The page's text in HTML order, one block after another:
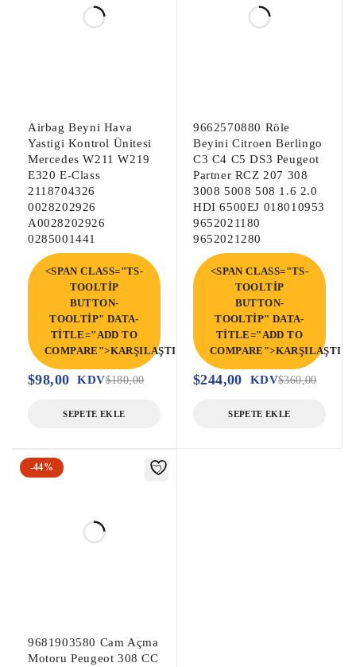
Airbag Beyni Hava
Yastigi Kontrol Ünitesi
Mercedes W211 W219
E320 E-Class
2118704326
0028202926
A0028202926
0285001441
<SPAN CLASS="TS-
TOOLTIP
BUTTON-
TOOLTIP" DATA-
TITLE="ADD TO
COMPARE">KARŞILAŞTIR</SPAN>
$180,00
$98,00 KDV
SEPETE EKLE
9662570880 Röle
Beyini Citroen Berlingo
C3 C4 C5 DS3 Peugeot
Partner RCZ 207 308
3008 5008 508 1.6 2.0
HDI 6500EJ 018010953
9652021180
9652021280
<SPAN CLASS="TS-
TOOLTIP
BUTTON-
TOOLTIP" DATA-
TITLE="ADD TO
$360,00
$244,00 KDV
SEPETE EKLE
-44%
9681903580 Cam Açma
Motoru Peugeot 308 CC